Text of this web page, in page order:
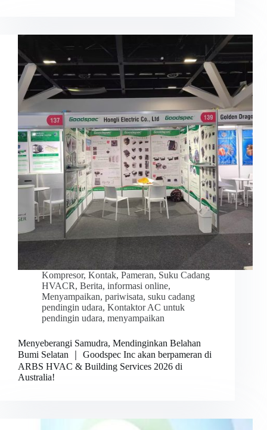
Kompresor, Kontak, Pameran, Suku Cadang
HVACR, Berita, informasi online,
Menyampaikan, pariwisata, suku cadang
pendingin udara, Kontaktor AC untuk
pendingin udara, menyampaikan
Menyeberangi Samudra, Mendinginkan Belahan
Bumi Selatan ｜ Goodspec Inc akan berpameran di
ARBS HVAC & Building Services 2026 di
Australia!